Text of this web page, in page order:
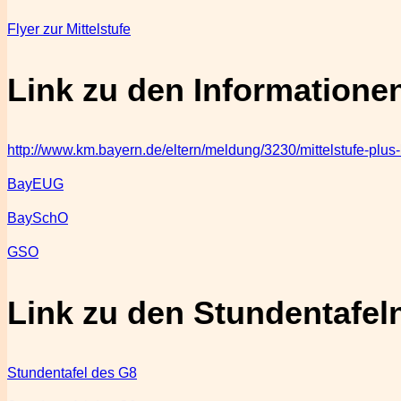
Flyer zur Mittelstufe
Link zu den
http://www.km.bayern.de/eltern/meldung/3230/mittelstufe-
BayEUG
BaySchO
GSO
Link zu den
Stundentafel des G8